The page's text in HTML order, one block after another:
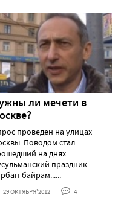
ли мечети в
проведен на улицах
Поводом стал
на днях
праздник
байрам......
29 ОКТЯБРЯ'2012 4